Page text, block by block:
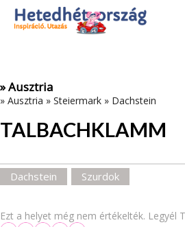
Az oldal sütiket (cookies) használ.
Adatvédelmi tájékoztató
» Ausztria
» Ausztria » Steiermark » Dachstein
TALBACHKLAMM
Dachstein Szurdok
Ezt a helyet még nem értékelték. Legyél